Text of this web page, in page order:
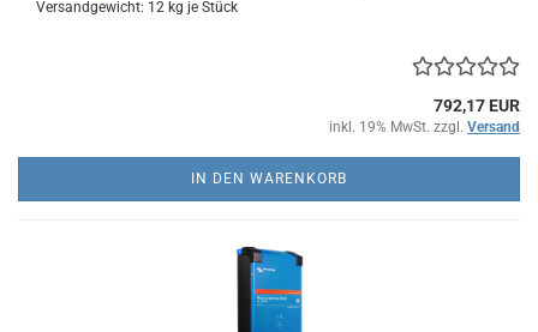
Versandgewicht: 12 kg je Stück
792,17 EUR
inkl. 19% MwSt. zzgl. Versand
IN DEN WARENKORB